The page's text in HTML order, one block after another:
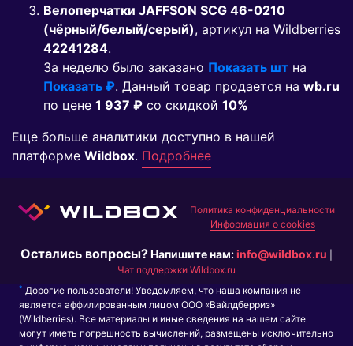
Велоперчатки JAFFSON SCG 46-0210
(чёрный/белый/серый), артикул на Wildberries
42241284.
За неделю было заказано Показать шт на
Показать ₽. Данный товар продается на wb.ru
по цене 1 937 ₽ co скидкой 10%
Еще больше аналитики доступно в нашей
платформе Wildbox. Подробнее
Политика конфиденциальности
Информация о cookies
Остались вопросы?Напишите нам:info@wildbox.ru
Чат поддержки Wildbox.ru
* Дорогие пользователи! Уведомляем, что наша компания не
является аффилированным лицом ООО «Вайлдберриз»
(Wildberries). Все материалы и иные сведения на нашем сайте
могут иметь погрешность вычислений, размещены исключительно